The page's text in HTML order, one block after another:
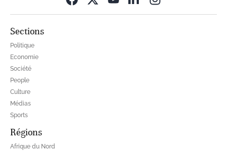
Sections
Politique
Economie
Société
People
Culture
Médias
Sports
Régions
Afrique du Nord